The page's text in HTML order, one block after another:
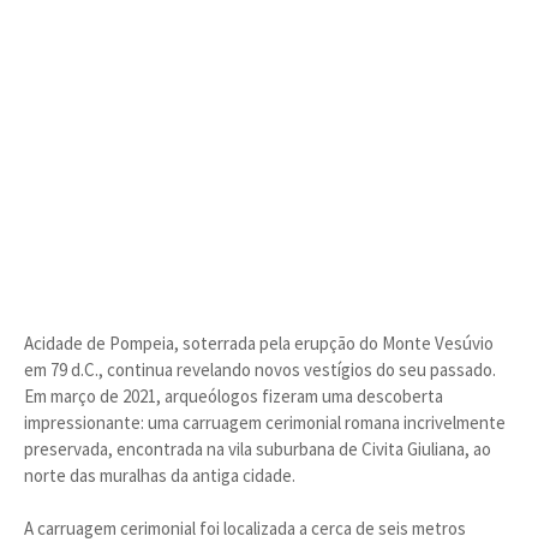
Acidade de Pompeia, soterrada pela erupção do Monte Vesúvio
em 79 d.C., continua revelando novos vestígios do seu passado.
Em março de 2021, arqueólogos fizeram uma descoberta
impressionante: uma carruagem cerimonial romana incrivelmente
preservada, encontrada na vila suburbana de Civita Giuliana, ao
norte das muralhas da antiga cidade.
A carruagem cerimonial foi localizada a cerca de seis metros